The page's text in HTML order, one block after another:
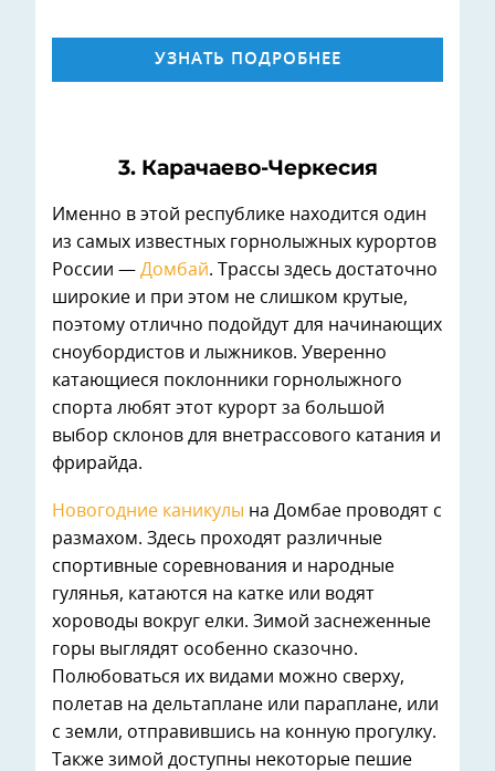
УЗНАТЬ ПОДРОБНЕЕ
3. Карачаево-Черкесия
Именно в этой республике находится один
из самых известных горнолыжных курортов
России — Домбай. Трассы здесь достаточно
широкие и при этом не слишком крутые,
поэтому отлично подойдут для начинающих
сноубордистов и лыжников. Уверенно
катающиеся поклонники горнолыжного
спорта любят этот курорт за большой
выбор склонов для внетрассового катания и
фрирайда.
Новогодние каникулы на Домбае проводят с
размахом. Здесь проходят различные
спортивные соревнования и народные
гулянья, катаются на катке или водят
хороводы вокруг елки. Зимой заснеженные
горы выглядят особенно сказочно.
Полюбоваться их видами можно сверху,
полетав на дельтаплане или параплане, или
с земли, отправившись на конную прогулку.
Также зимой доступны некоторые пешие